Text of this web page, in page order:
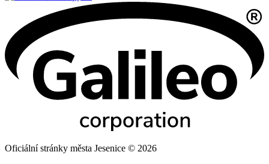
Oficiální stránky města Jesenice © 2026